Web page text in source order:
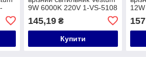
9W 6000K 220V 1-VS-5108
145,19₴
Купити